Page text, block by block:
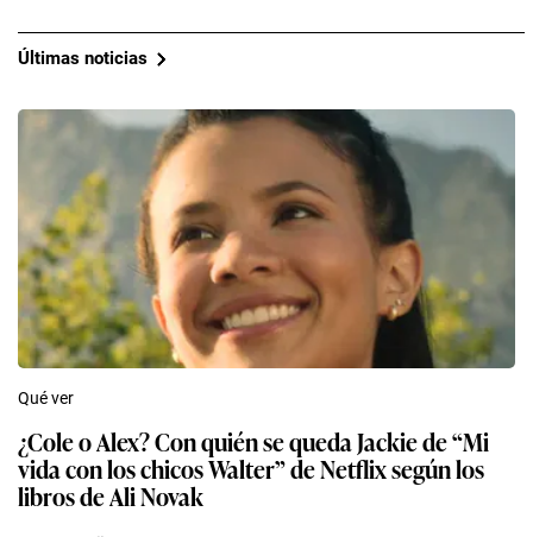
Últimas noticias
Qué ver
¿Cole o Alex? Con quién se queda Jackie de “Mi
vida con los chicos Walter” de Netflix según los
libros de Ali Novak